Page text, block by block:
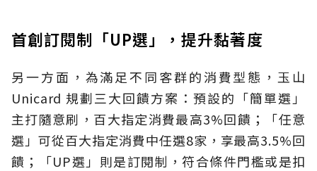
首創訂閱制「UP選」，提升黏著度
另一方面，為滿足不同客群的消費型態，玉山
Unicard 規劃三大回饋方案：預設的「簡單選」
主打隨意刷，百大指定消費最高3%回饋；「任意
選」可從百大指定消費中任選8家，享最高3.5%回
饋；「UP選」則是訂閱制，符合條件門檻或是扣